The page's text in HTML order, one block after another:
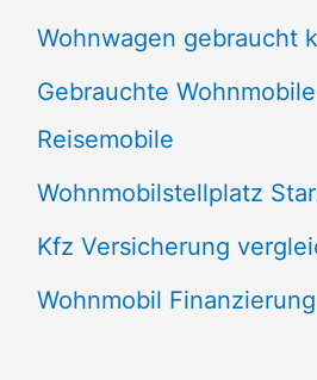
Wohnwagen gebraucht
Gebrauchte
Reisemobile
Wohnmobilstellplatz
Kfz Versicherung
Wohnmobil Finanzierung